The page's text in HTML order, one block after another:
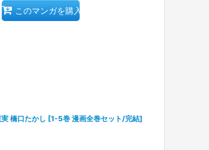
このマンガを購入
橋口たかし [1-5巻 漫画全巻セット/完結]